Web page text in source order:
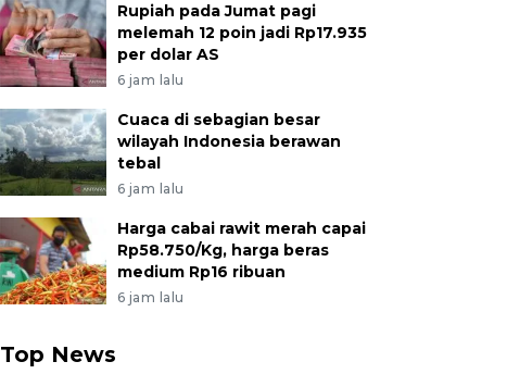
Rupiah pada Jumat pagi
melemah 12 poin jadi Rp17.935
per dolar AS
6 jam lalu
Cuaca di sebagian besar
wilayah Indonesia berawan
tebal
6 jam lalu
Harga cabai rawit merah capai
Rp58.750/Kg, harga beras
medium Rp16 ribuan
6 jam lalu
Top News